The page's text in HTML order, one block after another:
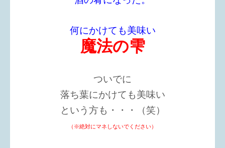
何にかけても美味い
魔法の雫
ついでに
落ち葉にかけても美味い
という方も・・・（笑）
（※絶対にマネしないでください）